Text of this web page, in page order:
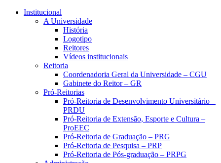
Conteúdo principal
Institucional
A Universidade
História
Logotipo
Reitores
Vídeos institucionais
Reitoria
Coordenadoria Geral da Universidade – CGU
Gabinete do Reitor – GR
Pró-Reitorias
Pró-Reitoria de Desenvolvimento Universitário –
PRDU
Pró-Reitoria de Extensão, Esporte e Cultura –
ProEEC
Pró-Reitoria de Graduação – PRG
Pró-Reitoria de Pesquisa – PRP
Pró-Reitoria de Pós-graduação – PRPG